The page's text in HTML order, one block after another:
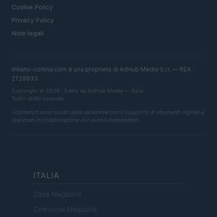
Cookie Policy
Privacy Policy
Note legali
milano-cortina.com è una proprietà di AdHub Media S.r.l. — REA
2729933
Copyright © 2026 · Edito da AdHub Media — Italia
Tutti i diritti riservati
I contenuti sono curati dalla redazione con il supporto di strumenti digitali e
realizzati in collaborazione con autori indipendenti.
ITALIA
Casa Magazine
Cineverse Magazine